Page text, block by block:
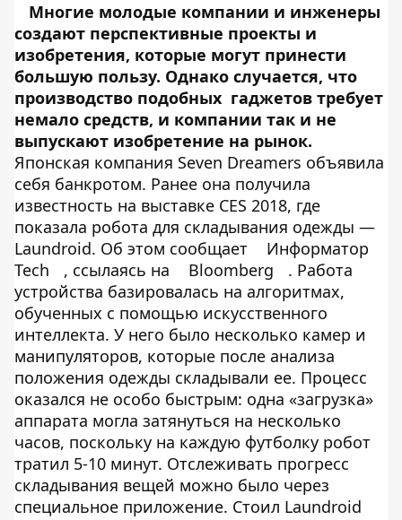
Многие молодые компании и инженеры
создают перспективные проекты и
изобретения, которые могут принести
большую пользу. Однако случается, что
производство подобных гаджетов требует
немало средств, и компании так и не
выпускают изобретение на рынок.
Японская компания Seven Dreamers объявила
себя банкротом. Ранее она получила
известность на выставке CES 2018, где
показала робота для складывания одежды —
Laundroid. Об этом сообщает
Информатор
Tech
, ссылаясь на Bloomberg
. Работа
устройства базировалась на алгоритмах,
обученных с помощью искусственного
интеллекта. У него было несколько камер и
манипуляторов, которые после анализа
положения одежды складывали ее. Процесс
оказался не особо быстрым: одна «загрузка»
аппарата могла затянуться на несколько
часов, поскольку на каждую футболку робот
тратил 5-10 минут. Отслеживать прогресс
складывания вещей можно было через
специальное приложение. Стоил Laundroid